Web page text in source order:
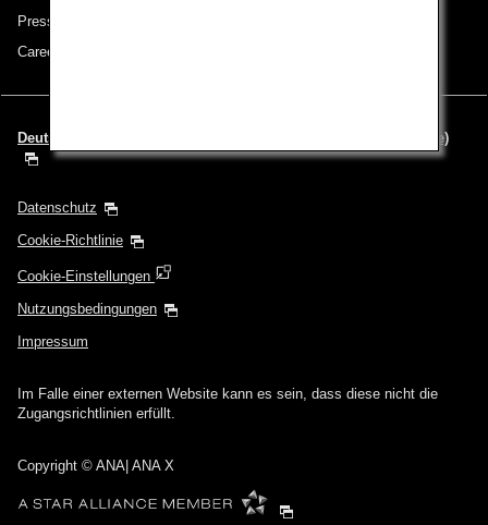
Pressemeldungen
Careers (English Only)
Deutsch | Deutschland (Wählen Sie Ihre Stadt und Ihre Sprache)
Datenschutz
Cookie-Richtlinie
Cookie-Einstellungen
Nutzungsbedingungen
Impressum
Im Falle einer externen Website kann es sein, dass diese nicht die
Zugangsrichtlinien erfüllt.
Copyright © ANA| ANA X